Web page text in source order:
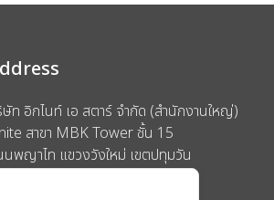
ท อิกไนท์ เอ สตาร์ จำกัด (สำนักงานใหญ่)
สาขา MBK Tower ชั้น 15
นพญาไท แขวงวังใหม่ เขตปทุมวัน